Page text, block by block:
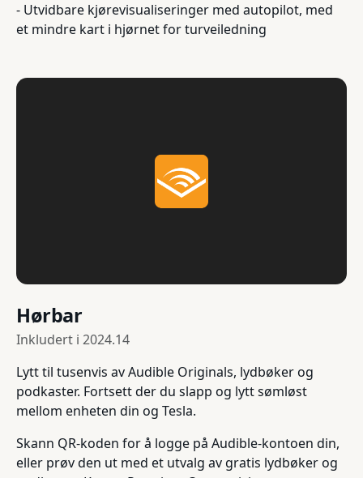
- Utvidbare kjørevisualiseringer med autopilot, med
et mindre kart i hjørnet for turveiledning
Hørbar
Inkludert i 2024.14
Lytt til tusenvis av Audible Originals, lydbøker og
podkaster. Fortsett der du slapp og lytt sømløst
mellom enheten din og Tesla.
Skann QR-koden for å logge på Audible-kontoen din,
eller prøv den ut med et utvalg av gratis lydbøker og